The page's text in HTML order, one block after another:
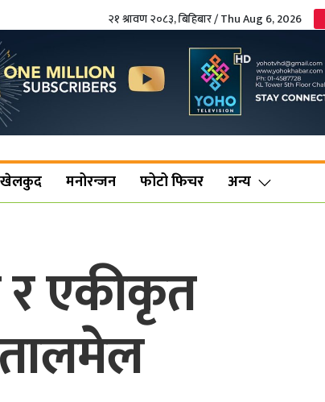
२१ श्रावण २०८३, बिहिबार / Thu Aug 6, 2026
खेलकुद मनोरन्जन फोटो फिचर अन्य
र एकीकृत
तालमेल